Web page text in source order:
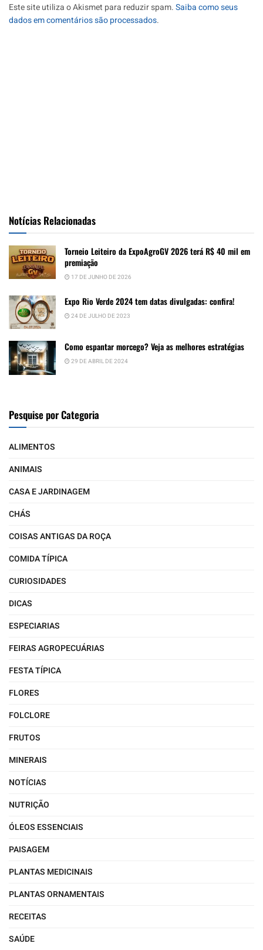
Este site utiliza o Akismet para reduzir spam.Saiba como seus
dados em comentários são processados.
Notícias Relacionadas
Torneio Leiteiro da ExpoAgroGV 2026 terá R$ 40 mil em
premiação
17 DE JUNHO DE 2026
Expo Rio Verde 2024 tem datas divulgadas: confira!
24 DE JULHO DE 2023
Como espantar morcego? Veja as melhores estratégias
29 DE ABRIL DE 2024
Pesquise por Categoria
ALIMENTOS
ANIMAIS
CASA E JARDINAGEM
CHÁS
COISAS ANTIGAS DA ROÇA
COMIDA TÍPICA
CURIOSIDADES
DICAS
ESPECIARIAS
FEIRAS AGROPECUÁRIAS
FESTA TÍPICA
FLORES
FOLCLORE
FRUTOS
MINERAIS
NOTÍCIAS
NUTRIÇÃO
ÓLEOS ESSENCIAIS
PAISAGEM
PLANTAS MEDICINAIS
PLANTAS ORNAMENTAIS
RECEITAS
SAÚDE